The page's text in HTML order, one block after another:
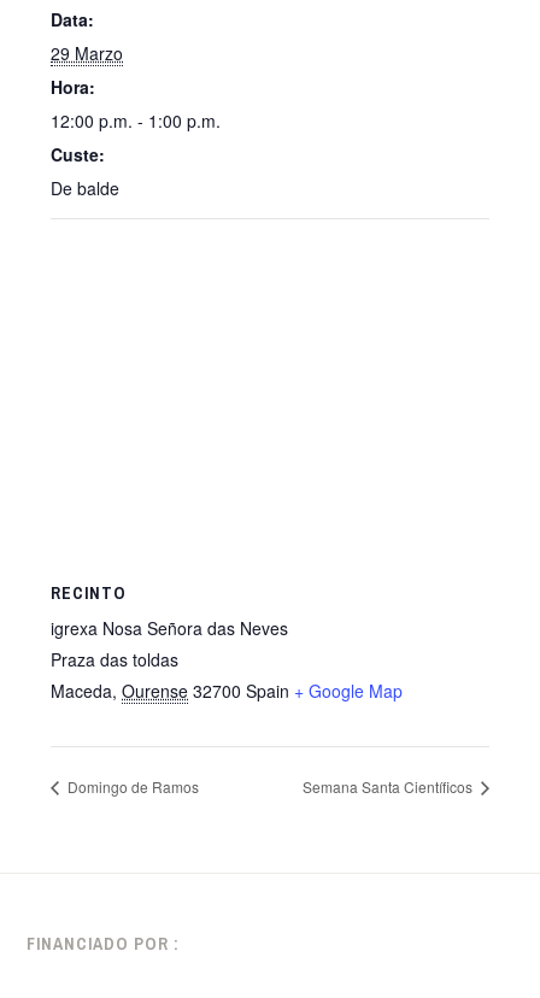
Data:
29 Marzo
Hora:
12:00 p.m. - 1:00 p.m.
Custe:
De balde
RECINTO
igrexa Nosa Señora das Neves
Praza das toldas
Maceda, Ourense 32700 Spain + Google Map
Domingo de Ramos Semana Santa Científicos
FINANCIADO POR :